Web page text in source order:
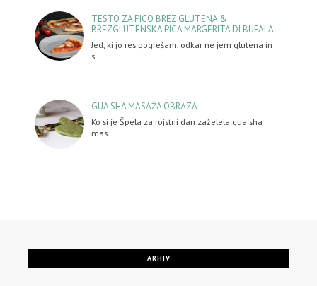
TESTO ZA PICO BREZ GLUTENA &
BREZGLUTENSKA PICA MARGERITA DI BUFALA
Jed, ki jo res pogrešam, odkar ne jem glutena in
s…
GUA SHA MASAŽA OBRAZA
Ko si je Špela za rojstni dan zaželela gua sha
mas…
ARHIV